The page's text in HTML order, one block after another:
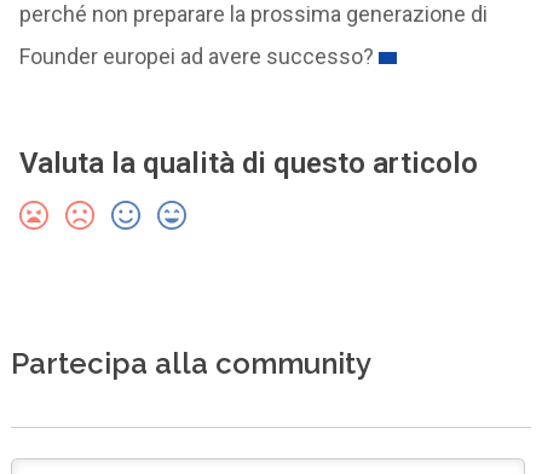
perché non preparare la prossima generazione di
Founder europei ad avere successo?
Valuta la qualità di questo articolo
Partecipa alla community